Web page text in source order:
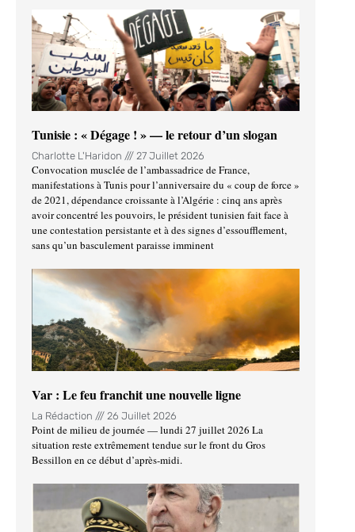
Tunisie : « Dégage ! » — le retour d’un slogan
Charlotte L'Haridon 27 Juillet 2026
Convocation musclée de l’ambassadrice de France,
manifestations à Tunis pour l’anniversaire du « coup de force »
de 2021, dépendance croissante à l’Algérie : cinq ans après
avoir concentré les pouvoirs, le président tunisien fait face à
une contestation persistante et à des signes d’essoufflement,
sans qu’un basculement paraisse imminent
Var : Le feu franchit une nouvelle ligne
La Rédaction 26 Juillet 2026
Point de milieu de journée — lundi 27 juillet 2026 La
situation reste extrêmement tendue sur le front du Gros
Bessillon en ce début d’après-midi.